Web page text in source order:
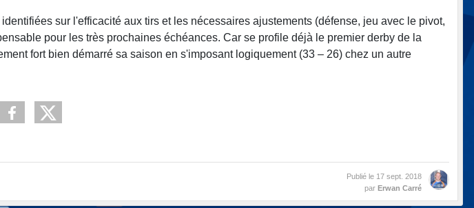
sur l'efficacité aux tirs et les nécessaires ajustements (défense, jeu avec le pivot,
pour les très prochaines échéances. Car se profile déjà le premier derby de la
fort bien démarré sa saison en s'imposant logiquement (33 – 26) chez un autre
Publié le 17 sept. 2018
par Erwan Carré